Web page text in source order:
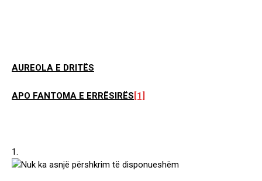
AUREOLA E DRITËS
APO FANTOMA E ERRËSIRËS [1]
1.